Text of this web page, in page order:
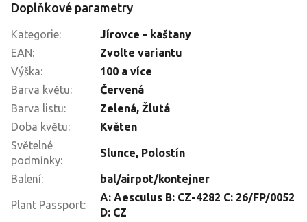
Doplňkové parametry
Kategorie:
Jírovce - kaštany
EAN:
Zvolte variantu
Výška:
100 a více
Barva květu:
Červená
Barva listu: Zelená, Žlutá
Doba květu:
Květen
Světelné
podmínky:
Slunce, Polostín
Balení: bal/airpot/kontejner
Plant Passport:
A: Aesculus B: CZ-4282 C: 26/FP/0052
D: CZ